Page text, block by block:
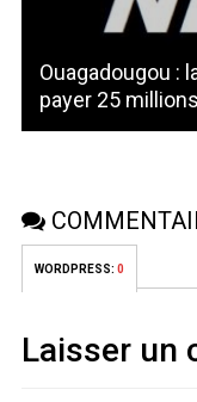
Ouagadougou :
payer 25
WORDPRESS: 0
Laisser un